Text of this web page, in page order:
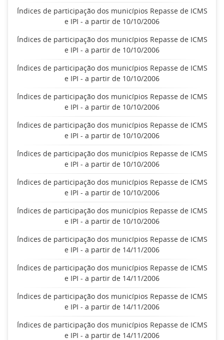
Índices de participação dos municípios Repasse de ICMS
e IPI - a partir de 10/10/2006
Índices de participação dos municípios Repasse de ICMS
e IPI - a partir de 10/10/2006
Índices de participação dos municípios Repasse de ICMS
e IPI - a partir de 10/10/2006
Índices de participação dos municípios Repasse de ICMS
e IPI - a partir de 10/10/2006
Índices de participação dos municípios Repasse de ICMS
e IPI - a partir de 10/10/2006
Índices de participação dos municípios Repasse de ICMS
e IPI - a partir de 10/10/2006
Índices de participação dos municípios Repasse de ICMS
e IPI - a partir de 10/10/2006
Índices de participação dos municípios Repasse de ICMS
e IPI - a partir de 10/10/2006
Índices de participação dos municípios Repasse de ICMS
e IPI - a partir de 14/11/2006
Índices de participação dos municípios Repasse de ICMS
e IPI - a partir de 14/11/2006
Índices de participação dos municípios Repasse de ICMS
e IPI - a partir de 14/11/2006
Índices de participação dos municípios Repasse de ICMS
e IPI - a partir de 14/11/2006